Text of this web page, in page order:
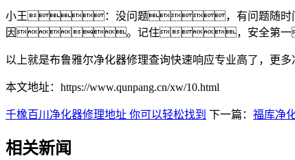
小王：没问题，有问题随时
因。记住，安全第
以上就是布鲁雅尔净化器修理查询快速响应专业高了，更
本文地址：https://www.qunpang.cn/xw/10.html
千橡百川净化器修理地址 你可以轻松找到 下一篇： 福库净
相关新闻